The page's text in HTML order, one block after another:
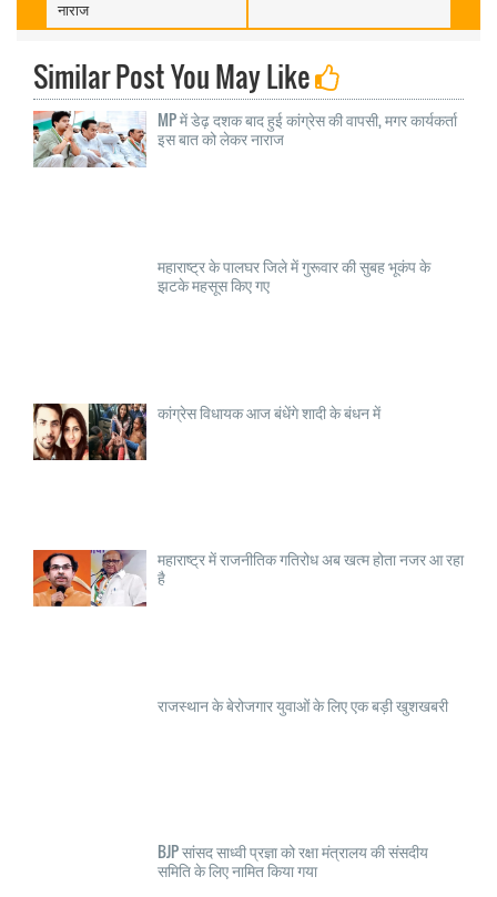
नाराज
Similar Post You May Like
MP में डेढ़ दशक बाद हुई कांग्रेस की वापसी, मगर कार्यकर्ता
इस बात को लेकर नाराज
महाराष्ट्र के पालघर जिले में गुरूवार की सुबह भूकंप के
झटके महसूस किए गए
कांग्रेस विधायक आज बंधेंगे शादी के बंधन में
महाराष्ट्र में राजनीतिक गतिरोध अब खत्म होता नजर आ रहा
है
राजस्थान के बेरोजगार युवाओं के लिए एक बड़ी खुशखबरी
BJP सांसद साध्वी प्रज्ञा को रक्षा मंत्रालय की संसदीय
समिति के लिए नामित किया गया